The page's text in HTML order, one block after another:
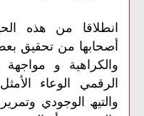
انطلاقا من ھذه
أصحابھا من تحقیق
والكراھیة و
الرقمي الوعاء
والتیھ الوجودي